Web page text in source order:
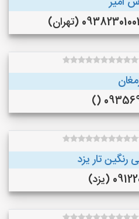
(تهران)
رنگین تار یزد
(یزد)